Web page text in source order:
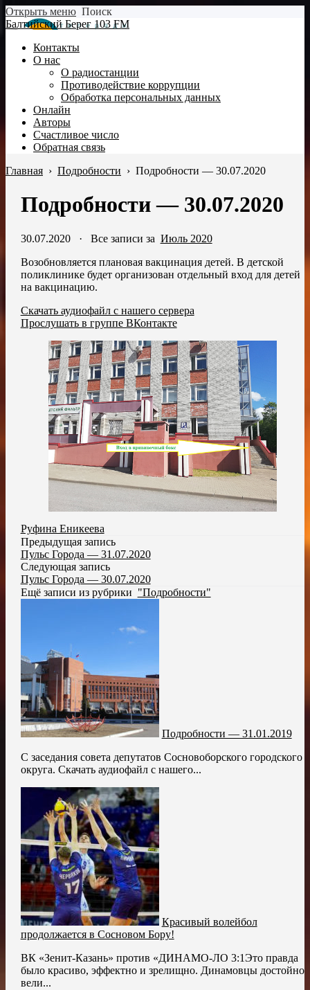
Открыть меню Поиск
Балтийский Берег 103 FM
Контакты
О нас
О радиостанции
Противодействие коррупции
Обработка персональных данных
Онлайн
Авторы
Счастливое число
Обратная связь
Главная › Подробности › Подробности — 30.07.2020
Подробности — 30.07.2020
30.07.2020· Все записи за Июль 2020
Возобновляется плановая вакцинация детей. В детской
поликлинике будет организован отдельный вход для детей
на вакцинацию.
Скачать аудиофайл с нашего сервера
Прослушать в группе ВКонтакте
Руфина Еникеева
Предыдущая запись
Пульс Города — 31.07.2020
Следующая запись
Пульс Города — 30.07.2020
Ещё записи из рубрики "Подробности"
Подробности — 31.01.2019
С заседания совета депутатов Сосновоборского городского
округа. Скачать аудиофайл с нашего...
Красивый волейбол
продолжается в Сосновом Бору!
ВК «Зенит-Казань» против «ДИНАМО-ЛО 3:1Это правда
было красиво, эффектно и зрелищно. Динамовцы достойно
вели...